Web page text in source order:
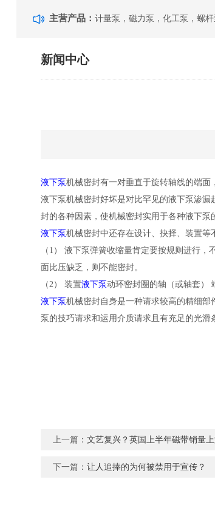
主营产品：
新闻中心
液下泵机械密封有一对垂直于旋转轴线的端面
液下泵机械密封好坏是对比罕见的液下泵渗
封的各种因素，使机械密封实用于各种液下泵
液下泵机械密封中还存在设计、抉择、装置等
（1） 液下泵弹簧收缩量肯定要按规则进行
面比压缺乏，则不能密封。
（2） 装置液下泵动环密封圈的轴（或轴套）
液下泵机械密封自身是一种请求较高的精细
泵的技巧请求和运用介质请求且有充足的光滑
上一篇：文艺复兴？英国上半年磁带销量
下一篇：让人追捧的为何被禁用于宣传？